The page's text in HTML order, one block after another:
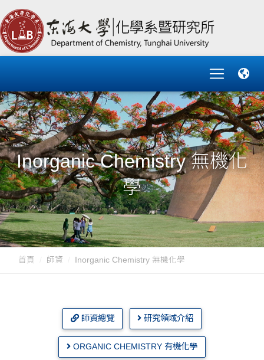
Inorganic Chemistry 無機化
學
首頁 師資 Inorganic Chemistry 無機化學
師資總覽 研究領域介紹
ORGANIC CHEMISTRY 有機化學